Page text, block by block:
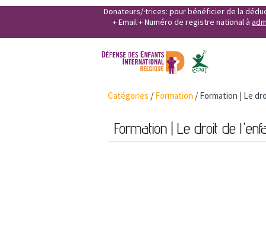
Donateurs/·trices: pour bénéficier de la
+ Email + Numéro de registre national à
Catégories / Formation / Formation | Le
Formation | Le droit de